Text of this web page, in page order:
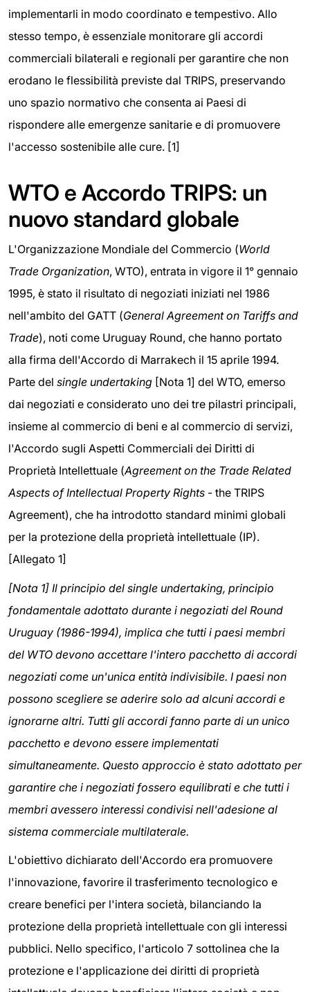
implementarli in modo coordinato e tempestivo. Allo
stesso tempo, è essenziale monitorare gli accordi
commerciali bilaterali e regionali per garantire che non
erodano le flessibilità previste dal TRIPS, preservando
uno spazio normativo che consenta ai Paesi di
rispondere alle emergenze sanitarie e di promuovere
l'accesso sostenibile alle cure. [1]
WTO e Accordo TRIPS: un
nuovo standard globale
L'Organizzazione Mondiale del Commercio (World
Trade Organization, WTO), entrata in vigore il 1° gennaio
1995, è stato il risultato di negoziati iniziati nel 1986
nell'ambito del GATT (General Agreement on Tariffs and
Trade), noti come Uruguay Round, che hanno portato
alla firma dell'Accordo di Marrakech il 15 aprile 1994.
Parte del single undertaking [Nota 1] del WTO, emerso
dai negoziati e considerato uno dei tre pilastri principali,
insieme al commercio di beni e al commercio di servizi,
l'Accordo sugli Aspetti Commerciali dei Diritti di
Proprietà Intellettuale (Agreement on the Trade Related
Aspects of Intellectual Property Rights - the TRIPS
Agreement), che ha introdotto standard minimi globali
per la protezione della proprietà intellettuale (IP).
[Allegato 1]
[Nota 1] Il principio del single undertaking, principio
fondamentale adottato durante i negoziati del Round
Uruguay (1986-1994), implica che tutti i paesi membri
del WTO devono accettare l'intero pacchetto di accordi
negoziati come un'unica entità indivisibile. I paesi non
possono scegliere se aderire solo ad alcuni accordi e
ignorarne altri. Tutti gli accordi fanno parte di un unico
pacchetto e devono essere implementati
simultaneamente. Questo approccio è stato adottato per
garantire che i negoziati fossero equilibrati e che tutti i
membri avessero interessi condivisi nell'adesione al
sistema commerciale multilaterale.
L'obiettivo dichiarato dell'Accordo era promuovere
l'innovazione, favorire il trasferimento tecnologico e
creare benefici per l'intera società, bilanciando la
protezione della proprietà intellettuale con gli interessi
pubblici. Nello specifico, l'articolo 7 sottolinea che la
protezione e l'applicazione dei diritti di proprietà